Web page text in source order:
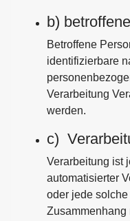
b)
Betroffene
identifizierbare
Verarbeitung
werden.
c)
Verarbeitung ist
automatisierter
oder jede
Zusammenhang